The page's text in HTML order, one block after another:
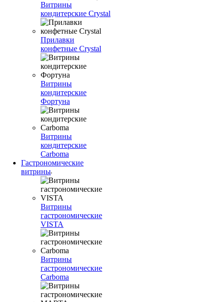
Витрины
кондитерские Crystal
Прилавки
конфетные Crystal
Витрины
кондитерские
Фортуна
Витрины
кондитерские
Carboma
Гастрономические
витрины
Витрины
гастрономические
VISTA
Витрины
гастрономические
Carboma